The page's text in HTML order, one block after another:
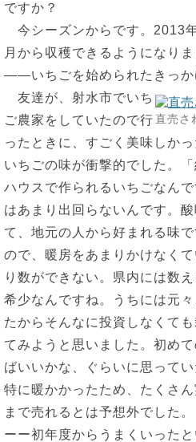
ですか？
今シーズンからです。2013
月から収穫できるようになりま
――いちごを始められたきっか
直売さ
友達が、射水市でいち
ご農家をしていたので行
ったときに、すごく美味しか
いちごの味が衝撃的でした。
ハウスで作られるいちごなん
はあまり出回らないんです。
て、地元の人から好まれる味
ので、暖房をあまりかけなく
り数ができない。県内には数
希少なんですね。うちには元
たからそんなに投資しなくて
てみようと思いました。初め
ばいいかな、ぐらいに思って
特に暖かかったため、たくさ
まで売れるとは予想外でした。
ーー初年度からうまくいった